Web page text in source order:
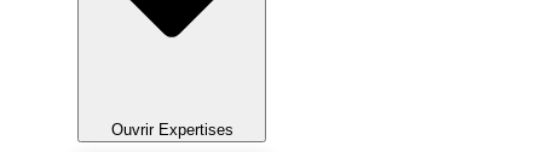
Ouvrir Expertises